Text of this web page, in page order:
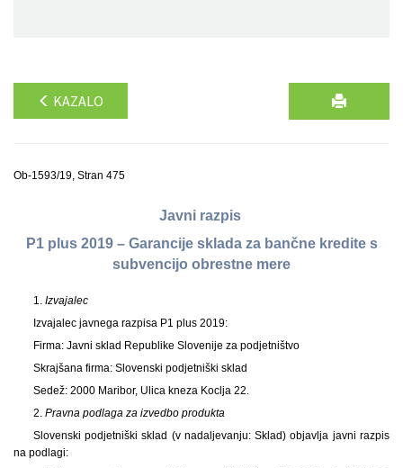
KAZALO
Ob-1593/19, Stran 475
Javni razpis
P1 plus 2019 – Garancije sklada za bančne kredite s
subvencijo obrestne mere
1. Izvajalec
Izvajalec javnega razpisa P1 plus 2019:
Firma: Javni sklad Republike Slovenije za podjetništvo
Skrajšana firma: Slovenski podjetniški sklad
Sedež: 2000 Maribor, Ulica kneza Koclja 22.
2. Pravna podlaga za izvedbo produkta
Slovenski podjetniški sklad (v nadaljevanju: Sklad) objavlja javni razpis
na podlagi: